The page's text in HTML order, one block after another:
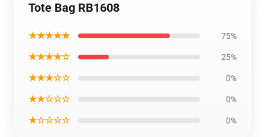
Tote Bag RB1608
★★★★★ 75%
★★★★☆ 25%
★★★☆☆ 0%
★★☆☆☆ 0%
★☆☆☆☆ 0%